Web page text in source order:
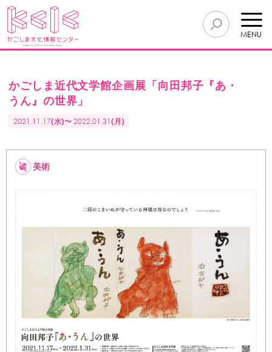
MENU
かごしま近代文学館企画展「向田邦子『あ・
うん』の世界」
2021.11.17(水)〜2022.01.31(月)
美術